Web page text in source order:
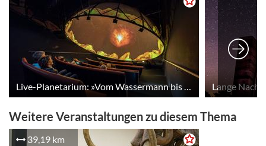
Lange
Weitere Veranstaltungen zu diesem Thema
39,19 km